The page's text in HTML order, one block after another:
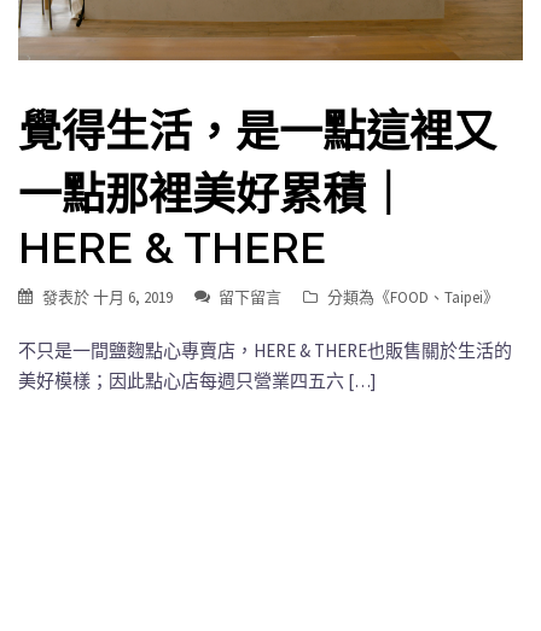
覺得生活，是一點這裡又
一點那裡美好累積｜
HERE & THERE
發表於十月 6, 2019 留下留言 分類為《FOOD 、 Taipei》
不只是一間鹽麴點心專賣店，HERE & THERE也販售關於生活的
美好模樣；因此點心店每週只營業四五六 […]